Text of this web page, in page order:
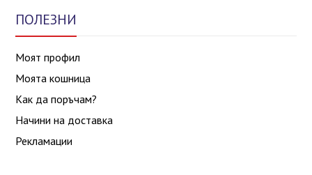
ПОЛЕЗНИ
Моят профил
Моята кошница
Как да поръчам?
Начини на доставка
Рекламации